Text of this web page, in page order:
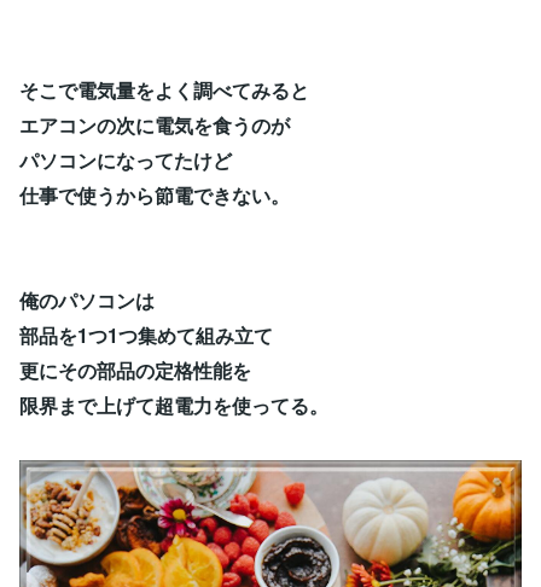
そこで電気量をよく調べてみると
エアコンの次に電気を食うのが
パソコンになってたけど
仕事で使うから節電できない。
俺のパソコンは
部品を1つ1つ集めて組み立て
更にその部品の定格性能を
限界まで上げて超電力を使ってる。